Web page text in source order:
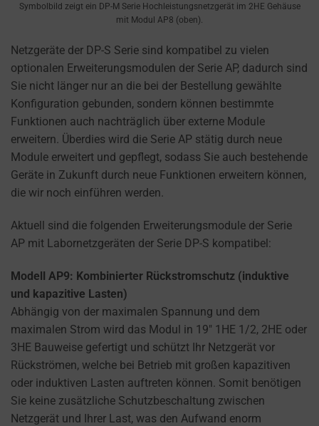
Symbolbild zeigt ein DP-M Serie Hochleistungsnetzgerät im 2HE Gehäuse
mit Modul AP8 (oben).
Netzgeräte der DP-S Serie sind kompatibel zu vielen
optionalen Erweiterungsmodulen der Serie AP, dadurch sind
Sie nicht länger nur an die bei der Bestellung gewählte
Konfiguration gebunden, sondern können bestimmte
Funktionen auch nachträglich über externe Module
erweitern. Überdies wird die Serie AP stätig durch neue
Module erweitert und gepflegt, sodass Sie auch bestehende
Geräte in Zukunft durch neue Funktionen erweitern können,
die wir noch einführen werden.
Aktuell sind die folgenden Erweiterungsmodule der Serie
AP mit Labornetzgeräten der Serie DP-S kompatibel:
Modell AP9: Kombinierter Rückstromschutz (induktive
und kapazitive Lasten)
Abhängig von der maximalen Spannung und dem
maximalen Strom wird das Modul in 19″ 1HE 1/2, 2HE oder
3HE Bauweise gefertigt und schützt Ihr Netzgerät vor
Rückströmen, welche bei Betrieb mit großen kapazitiven
oder induktiven Lasten auftreten können. Somit benötigen
Sie keine zusätzliche Schutzbeschaltung zwischen
Netzgerät und Ihrer Last, was den Aufwand enorm
information
stored
shared.
also
explains
how
you
can
your
preferences.